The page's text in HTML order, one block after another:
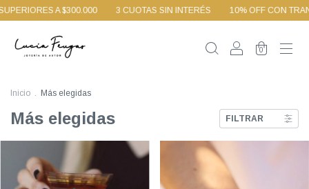
A $300.000 3 CUOTAS SIN INTERÉS 10% OFF CON
0
Inicio . Más elegidas
Más elegidas FILTRAR